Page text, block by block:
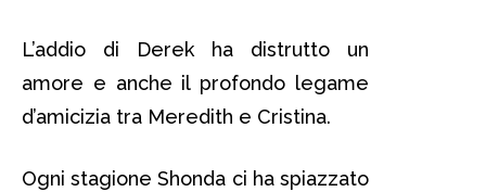
L’addio di Derek ha distrutto un
amore e anche il profondo legame
d’amicizia tra Meredith e Cristina.
Ogni stagione Shonda ci ha spiazzato